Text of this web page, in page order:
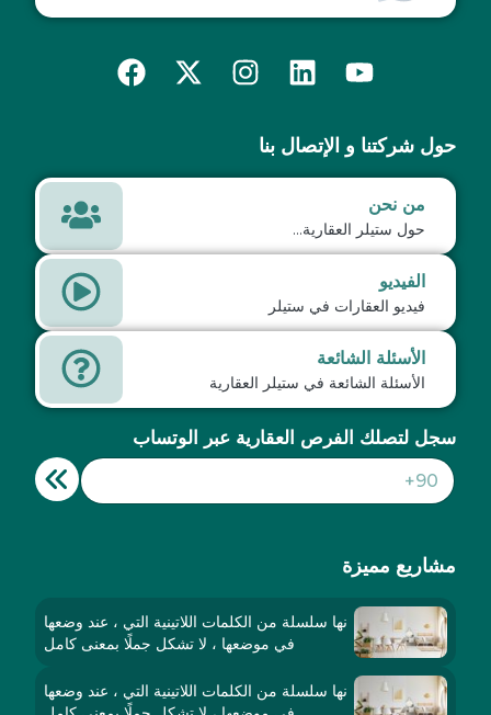
مشاريع مميزة
نها سلسلة من الكلمات اللاتينية التي ، عند وضعها
في موضعها ، لا تشكل جملًا بمعنى كامل
نها سلسلة من الكلمات اللاتينية التي ، عند وضعها
حول شركتنا و الإتصال بنا
من نحن
حول ستيلر العقارية...
الفيديو
فيديو العقارات في ستيلر
الأسئلة الشائعة
الأسئلة الشائعة في ستيلر العقارية
سجل لتصلك الفرص العقارية عبر الوتساب